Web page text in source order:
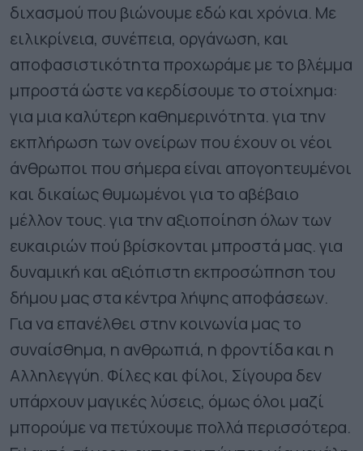
διχασμού που βιώνουμε εδώ και χρόνια. Με
ειλικρίνεια, συνέπεια, οργάνωση, και
αποφασιστικότητα προχωράμε με το βλέμμα
μπροστά ώστε να κερδίσουμε το στοίχημα:
για μια καλύτερη καθημερινότητα. για την
εκπλήρωση των ονείρων που έχουν οι νέοι
άνθρωποι που σήμερα είναι απογοητευμένοι
και δικαίως θυμωμένοι για το αβέβαιο
μέλλον τους. για την αξιοποίηση όλων των
ευκαιριών πού βρίσκονται μπροστά μας. για
δυναμική και αξιόπιστη εκπροσώπηση του
δήμου μας στα κέντρα λήψης αποφάσεων.
Για να επανέλθει στην κοινωνία μας το
συναίσθημα, η ανθρωπιά, η φροντίδα και η
Αλληλεγγύη. Φίλες και φίλοι, Σίγουρα δεν
υπάρχουν μαγικές λύσεις, όμως όλοι μαζί
μπορούμε να πετύχουμε πολλά περισσότερα.